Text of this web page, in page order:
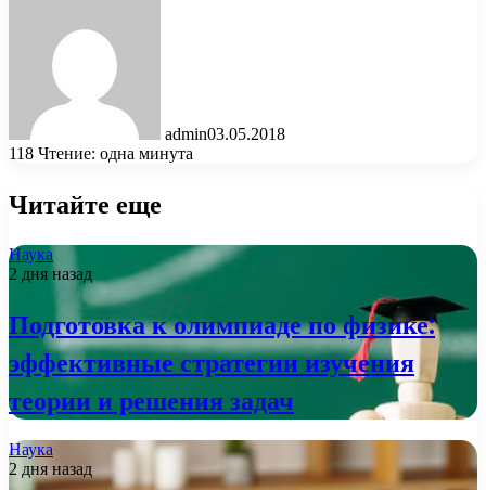
admin03.05.2018
118 Чтение: одна минута
Читайте еще
Наука
2 дня назад
Подготовка к олимпиаде по физике:
эффективные стратегии изучения
теории и решения задач
Наука
2 дня назад